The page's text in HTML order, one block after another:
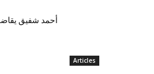
Articles
أحمد شفيق